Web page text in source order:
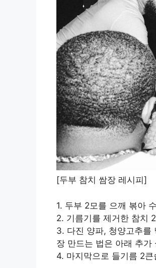
[두부 참치 쌈장 레시피]
1. 두부 2모를 으깨 볶아
2. 기름기를 제거한 참치
3. 다진 양파, 청양고추를
장 만드는 법은 아래 추가
4. 마지막으로 들기름 2